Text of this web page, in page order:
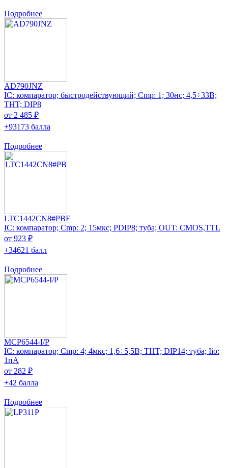
Подробнее
AD790JNZ
IC: компаратор; быстродействующий; Cmp: 1; 30нс; 4,5÷33В;
THT; DIP8
от 2 485 ₽
+93173 балла
Подробнее
LTC1442CN8#PBF
IC: компаратор; Cmp: 2; 15мкс; PDIP8; туба; OUT: CMOS,TTL
от 923 ₽
+34621 балл
Подробнее
MCP6544-I/P
IC: компаратор; Cmp: 4; 4мкс; 1,6÷5,5В; THT; DIP14; туба; Iio:
1пА
от 282 ₽
+42 балла
Подробнее